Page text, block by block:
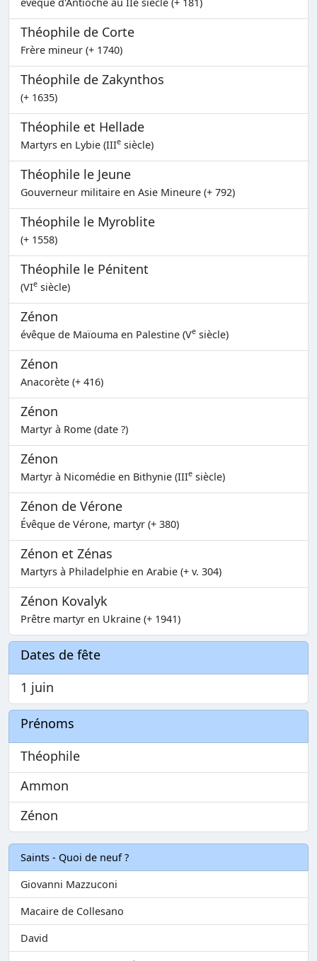
Théophile de Corte
Frère mineur (+ 1740)
Théophile de Zakynthos
(+ 1635)
Théophile et Hellade
Martyrs en Lybie (IIIe siècle)
Théophile le Jeune
Gouverneur militaire en Asie Mineure (+ 792)
Théophile le Myroblite
(+ 1558)
Théophile le Pénitent
(VIe siècle)
Zénon
évêque de Maïouma en Palestine (Ve siècle)
Zénon
Anacorète (+ 416)
Zénon
Martyr à Rome (date ?)
Zénon
Martyr à Nicomédie en Bithynie (IIIe siècle)
Zénon de Vérone
Évêque de Vérone, martyr (+ 380)
Zénon et Zénas
Martyrs à Philadelphie en Arabie (+ v. 304)
Zénon Kovalyk
Prêtre martyr en Ukraine (+ 1941)
Dates de fête
1 juin
Prénoms
Théophile
Ammon
Zénon
Saints - Quoi de neuf ?
Giovanni Mazzuconi
Macaire de Collesano
David